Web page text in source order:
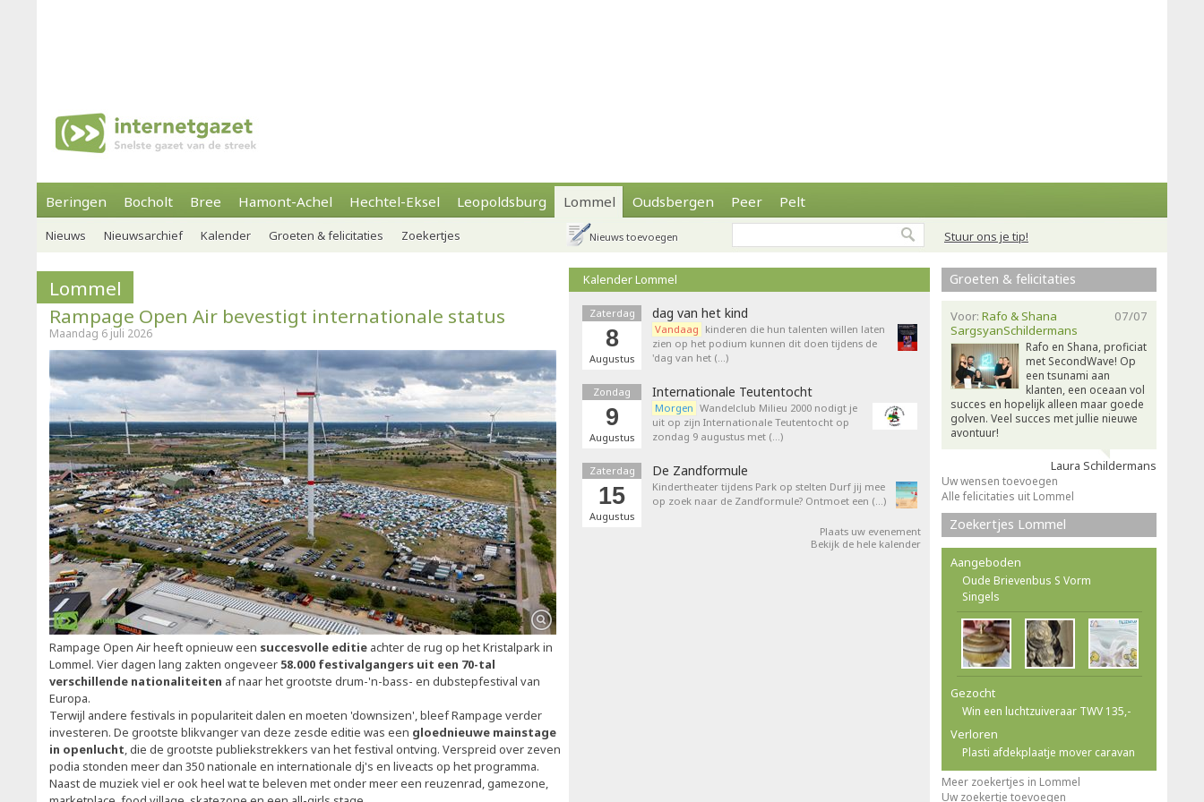
Beringen Bocholt Bree Hamont-Achel Hechtel-Eksel Leopoldsburg Lommel Oudsbergen Peer Pelt
Stuur ons je tip!
Nieuws Nieuwsarchief Kalender Groeten & felicitaties Zoekertjes Nieuws toevoegen
Lommel
Rampage Open Air bevestigt internationale status
Maandag 6 juli 2026
Rampage Open Air heeft opnieuw een succesvolle editie achter de rug op het Kristalpark in
Lommel. Vier dagen lang zakten ongeveer 58.000 festivalgangers uit een 70-tal
verschillende nationaliteiten af naar het grootste drum-'n-bass- en dubstepfestival van
Europa.
Terwijl andere festivals in populariteit dalen en moeten 'downsizen', bleef Rampage verder
investeren. De grootste blikvanger van deze zesde editie was een gloednieuwe mainstage
in openlucht, die de grootste publiekstrekkers van het festival ontving. Verspreid over zeven
podia stonden meer dan 350 nationale en internationale dj's en liveacts op het programma.
Naast de muziek viel er ook heel wat te beleven met onder meer een reuzenrad, gamezone,
Kalender Lommel
Zaterdag
8
Augustus
dag van het kind
Vandaag kinderen die hun talenten willen laten
zien op het podium kunnen dit doen tijdens de
'dag van het (…)
Zondag
9
Augustus
Internationale Teutentocht
Morgen Wandelclub Milieu 2000 nodigt je
uit op zijn Internationale Teutentocht op
zondag 9 augustus met (…)
Zaterdag
15
Augustus
De Zandformule
Kindertheater tijdens Park op stelten Durf jij mee
op zoek naar de Zandformule? Ontmoet een (…)
Plaats uw evenement
Bekijk de hele kalender
Groeten & felicitaties
07/07
Voor: Rafo & Shana
SargsyanSchildermans
Rafo en Shana, proficiat
met SecondWave! Op
een tsunami aan
klanten, een oceaan vol
succes en hopelijk alleen maar goede
golven. Veel succes met jullie nieuwe
avontuur!
Laura Schildermans
Uw wensen toevoegen
Alle felicitaties uit Lommel
Zoekertjes Lommel
Aangeboden
Oude Brievenbus S Vorm
Singels
Gezocht
Win een luchtzuiveraar TWV 135,-
Verloren
Plasti afdekplaatje mover caravan
Meer zoekertjes in Lommel
Uw zoekertje toevoegen